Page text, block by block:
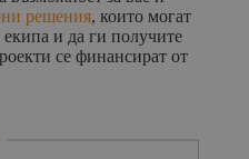
решения, които могат
и да ги получите
се финансират от